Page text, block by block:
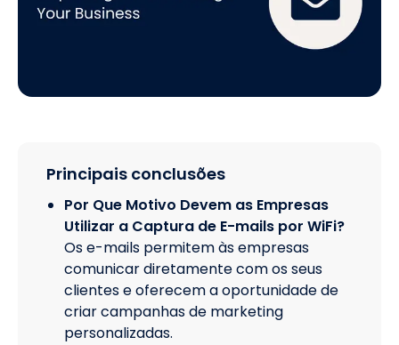
Principais conclusões
Por Que Motivo Devem as Empresas
Utilizar a Captura de E-mails por WiFi?
Os e-mails permitem às empresas
comunicar diretamente com os seus
clientes e oferecem a oportunidade de
criar campanhas de marketing
personalizadas.